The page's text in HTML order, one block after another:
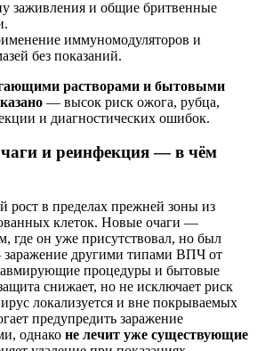
заживления и общие бритвенные
иммуномодуляторов и
без показаний.
растворами и бытовыми
— высок риск ожога, рубца,
и диагностических ошибок.
и реинфекция — в чём
в пределах прежней зоны из
клеток. Новые очаги —
где он уже присутствовал, но был
другими типами ВПЧ от
процедуры и бытовые
снижает, но не исключает риск
локализуется и вне покрываемых
предупредить заражение
однако не лечит уже существующие